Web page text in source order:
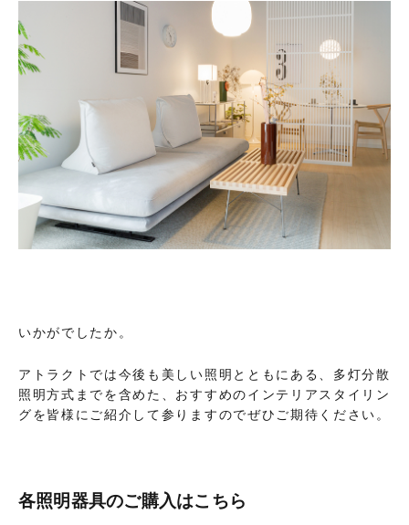
いかがでしたか。
アトラクトでは今後も美しい照明とともにある、多灯分散
照明方式までを含めた、おすすめのインテリアスタイリン
グを皆様にご紹介して参りますのでぜひご期待ください。
各照明器具のご購入はこちら